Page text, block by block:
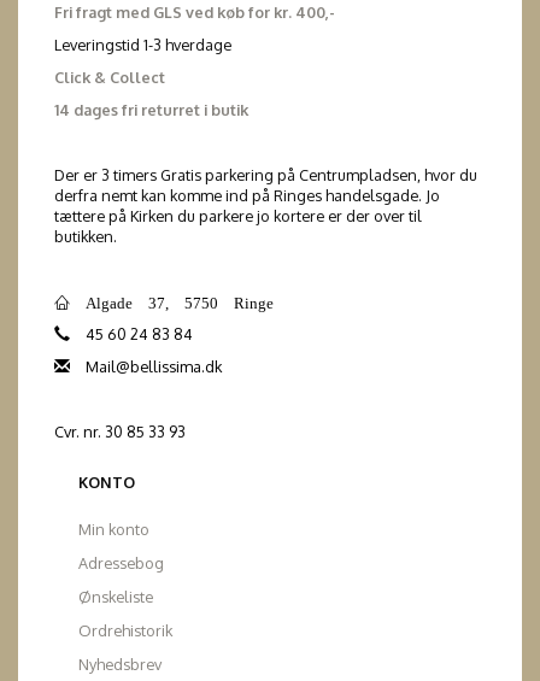
Fri fragt med GLS ved køb for kr. 400,-
Leveringstid 1-3 hverdage
Click & Collect
14 dages fri returret i butik
Der er 3 timers Gratis parkering på Centrumpladsen, hvor du
derfra nemt kan komme ind på Ringes handelsgade. Jo
tættere på Kirken du parkere jo kortere er der over til
butikken.
Algade 37, 5750 Ringe
45 60 24 83 84
Mail@bellissima.dk
Cvr. nr. 30 85 33 93
KONTO
Min konto
Adressebog
Ønskeliste
Ordrehistorik
Nyhedsbrev